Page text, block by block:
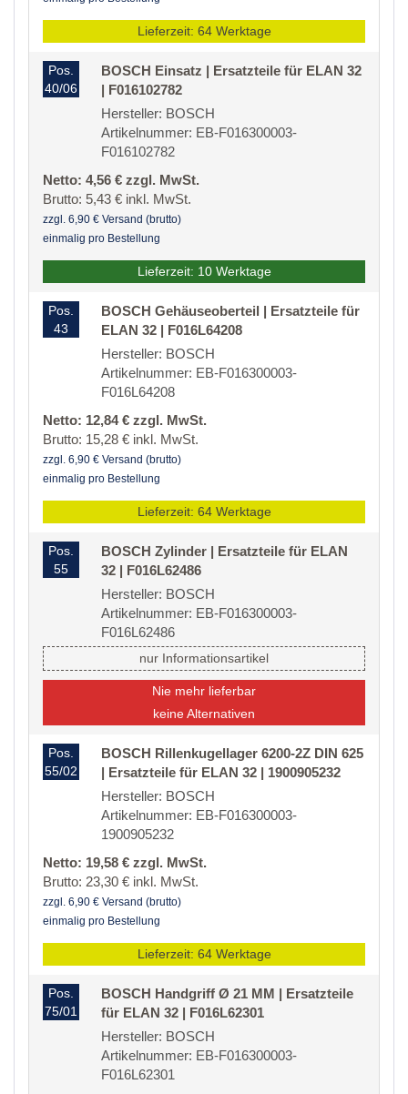
Lieferzeit: 64 Werktage
Pos.
40/06
BOSCH Einsatz | Ersatzteile für ELAN 32
| F016102782
Hersteller: BOSCH
Artikelnummer: EB-F016300003-
F016102782
Netto: 4,56 € zzgl. MwSt.
Brutto: 5,43 € inkl. MwSt.
zzgl. 6,90 € Versand (brutto)
einmalig pro Bestellung
Lieferzeit: 10 Werktage
Pos.
43
BOSCH Gehäuseoberteil | Ersatzteile für
ELAN 32 | F016L64208
Hersteller: BOSCH
Artikelnummer: EB-F016300003-
F016L64208
Netto: 12,84 € zzgl. MwSt.
Brutto: 15,28 € inkl. MwSt.
zzgl. 6,90 € Versand (brutto)
einmalig pro Bestellung
Lieferzeit: 64 Werktage
Pos.
55
BOSCH Zylinder | Ersatzteile für ELAN
32 | F016L62486
Hersteller: BOSCH
Artikelnummer: EB-F016300003-
F016L62486
nur Informationsartikel
Nie mehr lieferbar
keine Alternativen
Pos.
55/02
BOSCH Rillenkugellager 6200-2Z DIN 625
| Ersatzteile für ELAN 32 | 1900905232
Hersteller: BOSCH
Artikelnummer: EB-F016300003-
1900905232
Netto: 19,58 € zzgl. MwSt.
Brutto: 23,30 € inkl. MwSt.
zzgl. 6,90 € Versand (brutto)
einmalig pro Bestellung
Lieferzeit: 64 Werktage
Pos.
75/01
BOSCH Handgriff Ø 21 MM | Ersatzteile
für ELAN 32 | F016L62301
Hersteller: BOSCH
Artikelnummer: EB-F016300003-
F016L62301